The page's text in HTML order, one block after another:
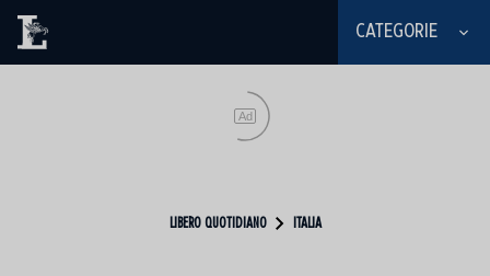
CATEGORIE
Ad
LIBERO QUOTIDIANO ITALIA